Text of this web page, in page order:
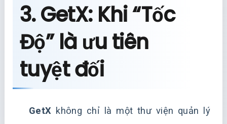
3. GetX: Khi “Tốc
Độ” là ưu tiên
tuyệt đối
GetX không chỉ là một thư viện quản lý